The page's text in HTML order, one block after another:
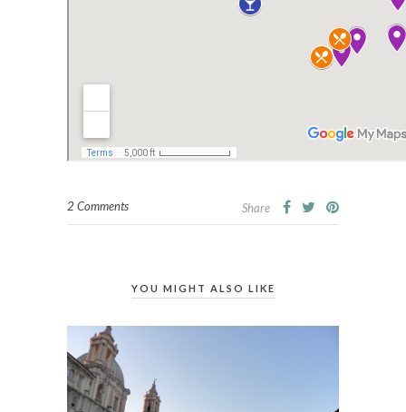
2 Comments Share
YOU MIGHT ALSO LIKE